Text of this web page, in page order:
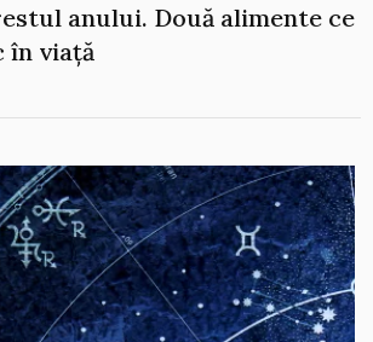
anului. Două alimente ce
în viață